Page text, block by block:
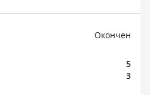
Oкончен
5
3